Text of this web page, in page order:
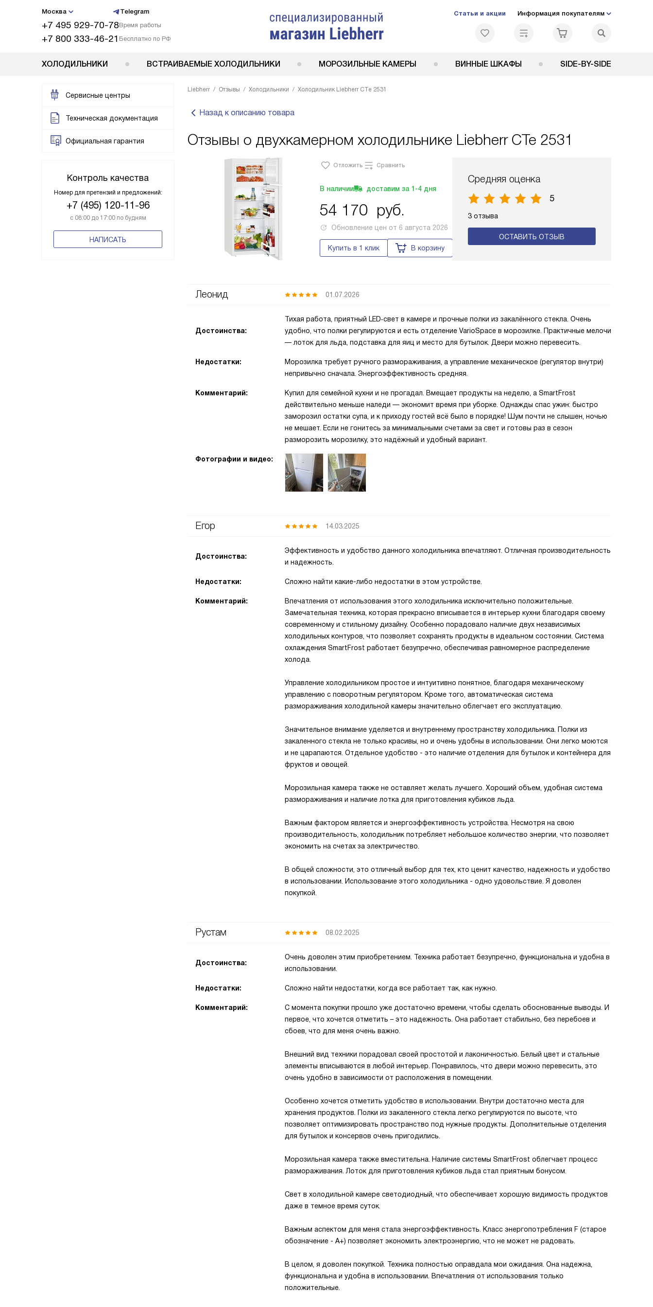
Москва Telegram
+7 495 929-70-78Время работы
+7 800 333-46-21 Бесплатно по РФ
Статьи и акции Информация покупателям
ХОЛОДИЛЬНИКИ ВСТРАИВАЕМЫЕ ХОЛОДИЛЬНИКИ МОРОЗИЛЬНЫЕ КАМЕРЫ ВИННЫЕ ШКАФЫ SIDE-BY-SIDE
Сервисные центры
Техническая документация
Официальная гарантия
Контроль качества
Номер для претензий и предложений:
+7 (495) 120-11-96
с 08:00 до 17:00 по будням
НАПИСАТЬ
Liebherr Отзывы Холодильники Холодильник Liebherr CTe 2531
Назад к описанию товара
Отзывы о двухкамерном холодильнике Liebherr CTe 2531
Отложить Сравнить
В наличии доставим за 1-4 дня
54 170 руб.
Обновление цен от 6 августа 2026
Купить в 1 клик В корзину
Средняя оценка
5
3 отзыва
ОСТАВИТЬ ОТЗЫВ
Леонид 01.07.2026
Достоинства:
Тихая работа, приятный LED‑свет в камере и прочные полки из закалённого стекла. Очень
удобно, что полки регулируются и есть отделение VarioSpace в морозилке. Практичные мелочи
— лоток для льда, подставка для яиц и место для бутылок. Двери можно перевесить.
Недостатки:
Морозилка требует ручного размораживания, а управление механическое (регулятор внутри)
непривычно сначала. Энергоэффективность средняя.
Комментарий:
Купил для семейной кухни и не прогадал. Вмещает продукты на неделю, а SmartFrost
действительно меньше наледи — экономит время при уборке. Однажды спас ужин: быстро
заморозил остатки супа, и к приходу гостей всё было в порядке! Шум почти не слышен, ночью
не мешает. Если не гонитесь за минимальными счетами за свет и готовы раз в сезон
разморозить морозилку, это надёжный и удобный вариант.
Фотографии и видео:
Егор 14.03.2025
Достоинства:
Эффективность и удобство данного холодильника впечатляют. Отличная производительность
и надежность.
Недостатки: Сложно найти какие-либо недостатки в этом устройстве.
Комментарий:
Впечатления от использования этого холодильника исключительно положительные.
Замечательная техника, которая прекрасно вписывается в интерьер кухни благодаря своему
современному и стильному дизайну. Особенно порадовало наличие двух независимых
холодильных контуров, что позволяет сохранять продукты в идеальном состоянии. Система
охлаждения SmartFrost работает безупречно, обеспечивая равномерное распределение
холода.
Управление холодильником простое и интуитивно понятное, благодаря механическому
управлению с поворотным регулятором. Кроме того, автоматическая система
размораживания холодильной камеры значительно облегчает его эксплуатацию.
Значительное внимание уделяется и внутреннему пространству холодильника. Полки из
закаленного стекла не только красивы, но и очень удобны в использовании. Они легко моются
и не царапаются. Отдельное удобство - это наличие отделения для бутылок и контейнера для
фруктов и овощей.
Морозильная камера также не оставляет желать лучшего. Хороший объем, удобная система
размораживания и наличие лотка для приготовления кубиков льда.
Важным фактором является и энергоэффективность устройства. Несмотря на свою
производительность, холодильник потребляет небольшое количество энергии, что позволяет
экономить на счетах за электричество.
В общей сложности, это отличный выбор для тех, кто ценит качество, надежность и удобство
в использовании. Использование этого холодильника - одно удовольствие. Я доволен
покупкой.
Рустам 08.02.2025
Достоинства:
Очень доволен этим приобретением. Техника работает безупречно, функциональна и удобна в
использовании.
Недостатки: Сложно найти недостатки, когда все работает так, как нужно.
Комментарий:
С момента покупки прошло уже достаточно времени, чтобы сделать обоснованные выводы. И
первое, что хочется отметить – это надежность. Она работает стабильно, без перебоев и
сбоев, что для меня очень важно.
Внешний вид техники порадовал своей простотой и лаконичностью. Белый цвет и стальные
элементы вписываются в любой интерьер. Понравилось, что двери можно перевесить, это
очень удобно в зависимости от расположения в помещении.
Особенно хочется отметить удобство в использовании. Внутри достаточно места для
хранения продуктов. Полки из закаленного стекла легко регулируются по высоте, что
позволяет оптимизировать пространство под нужные продукты. Дополнительные отделения
для бутылок и консервов очень пригодились.
Морозильная камера также вместительна. Наличие системы SmartFrost облегчает процесс
размораживания. Лоток для приготовления кубиков льда стал приятным бонусом.
Свет в холодильной камере светодиодный, что обеспечивает хорошую видимость продуктов
даже в темное время суток.
Важным аспектом для меня стала энергоэффективность. Класс энергопотребления F (старое
обозначение - A+) позволяет экономить электроэнергию, что не может не радовать.
В целом, я доволен покупкой. Техника полностью оправдала мои ожидания. Она надежна,
функциональна и удобна в использовании. Впечатления от использования только
положительные.